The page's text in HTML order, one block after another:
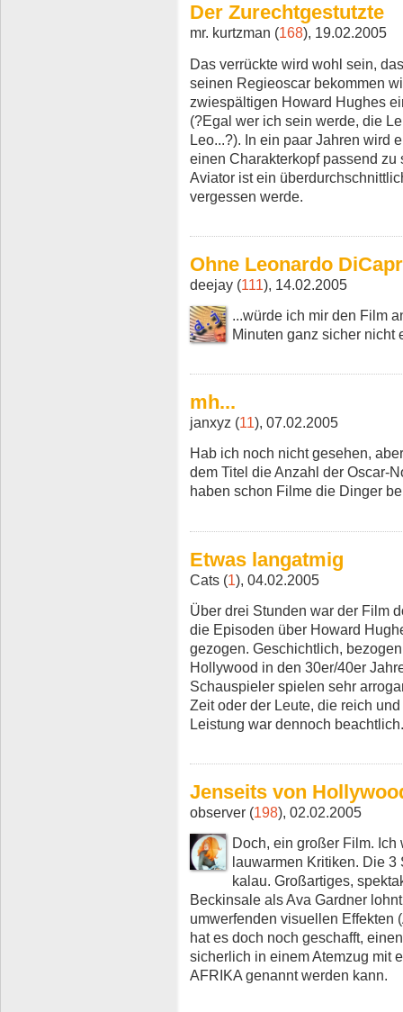
Der Zurechtgestutzte
mr. kurtzman (168), 19.02.2005
Das verrückte wird wohl sein,
seinen Regieoscar bekommen
zwiespältigen Howard Hughes
(?Egal wer ich sein werde, die
Leo...?). In ein paar Jahren wird
einen Charakterkopf passend
Aviator ist ein
vergessen werde.
Ohne Leonardo
deejay (111), 14.02.2005
...würde ich mir den Film
Minuten ganz sicher nicht
mh...
janxyz (11), 07.02.2005
Hab ich noch nicht gesehen,
dem Titel die Anzahl der Oscar-
haben schon Filme die Dinger
Etwas langatmig
Cats (1), 04.02.2005
Über drei Stunden war der Film
die Episoden über Howard
gezogen. Geschichtlich,
Hollywood in den 30er/40er
Schauspieler spielen sehr
Zeit oder der Leute, die reich
Leistung war dennoch beachtlich.
Jenseits von
observer (198), 02.02.2005
Doch, ein großer Film.
lauwarmen Kritiken. Die
kalau. Großartiges,
Beckinsale als Ava Gardner
umwerfenden visuellen Effekten
hat es doch noch geschafft,
sicherlich in einem Atemzug mit
AFRIKA genannt werden kann.